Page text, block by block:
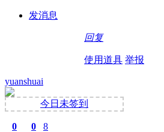
发消息
回复
使用道具 举报
yuanshuai
今日未签到
0 0 8